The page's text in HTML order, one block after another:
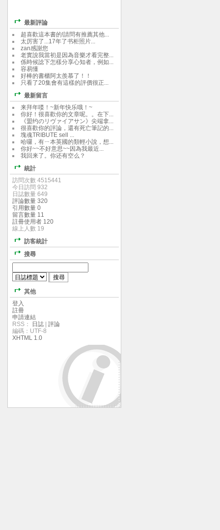
最新評論
超喜歡這本書的!請問有推薦其他...
太厉害了...17年了书柜照片...
zan感謝您
老實說我當初是因為音樂才看完整...
係時候諗下怎樣分享心知者，例如...
容易懂
好棒的書櫃阿太羨慕了！！
只看了20集會有這樣的評價很正...
最新留言
来拜年喽！~新年快乐哦！~
你好！很喜歡你的文章呢。。在下...
《盟约のリヴァイアサン》尖端拿...
很喜歡你的評論，還有死亡筆記的...
塊魂TRIBUTE sell ...
哈囉，有ㄧ本英國的類輕小說，想...
你好~~不好意思~~因為我最近...
我回来了。你还有空么？
統計
訪問次數 4515441
今日訪問 932
日誌數量 649
評論數量 320
引用數量 0
留言數量 11
註冊使用者 120
線上人數 19
訪客統計
搜尋
其他
登入
註冊
申請連結
RSS：
日誌
評論
編碼：UTF-8
XHTML 1.0